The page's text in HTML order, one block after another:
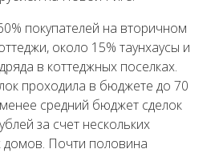
покупателей на вторичном
около 15% таунхаусы и
в коттеджных поселках.
проходила в бюджете до 70
средний бюджет сделок
за счет нескольких
домов. Почти половина